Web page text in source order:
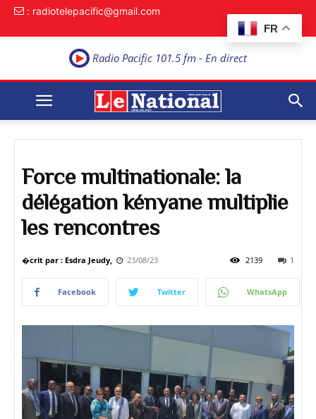
FR
: radiotelepacific@gmail.com
Radio Pacific 101.5 fm - En direct
Force multinationale: la
délégation kényane multiplie
les rencontres
�crit par : Esdra Jeudy, 23/08/23 1
2139
Facebook Twitter WhatsApp